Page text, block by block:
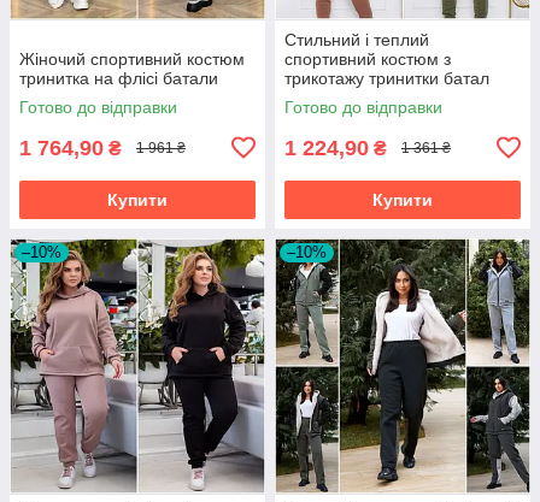
Жіночий спортивний костюм
тринитка на флісі батали
Готово до відправки
1 764,90 ₴ 1 961 ₴
Купити
Стильний і теплий
спортивний костюм з
трикотажу тринитки батал
Готово до відправки
1 224,90 ₴ 1 361 ₴
Купити
–10% –10%